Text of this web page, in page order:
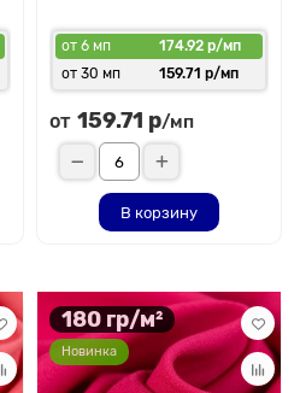
от 6 мп
174.92 р/мп
от 30 мп
159.71 р/мп
от 159.71 р/мп
В корзину
180 гр/м²
Новинка